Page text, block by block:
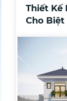
Thiết Kế
Cho